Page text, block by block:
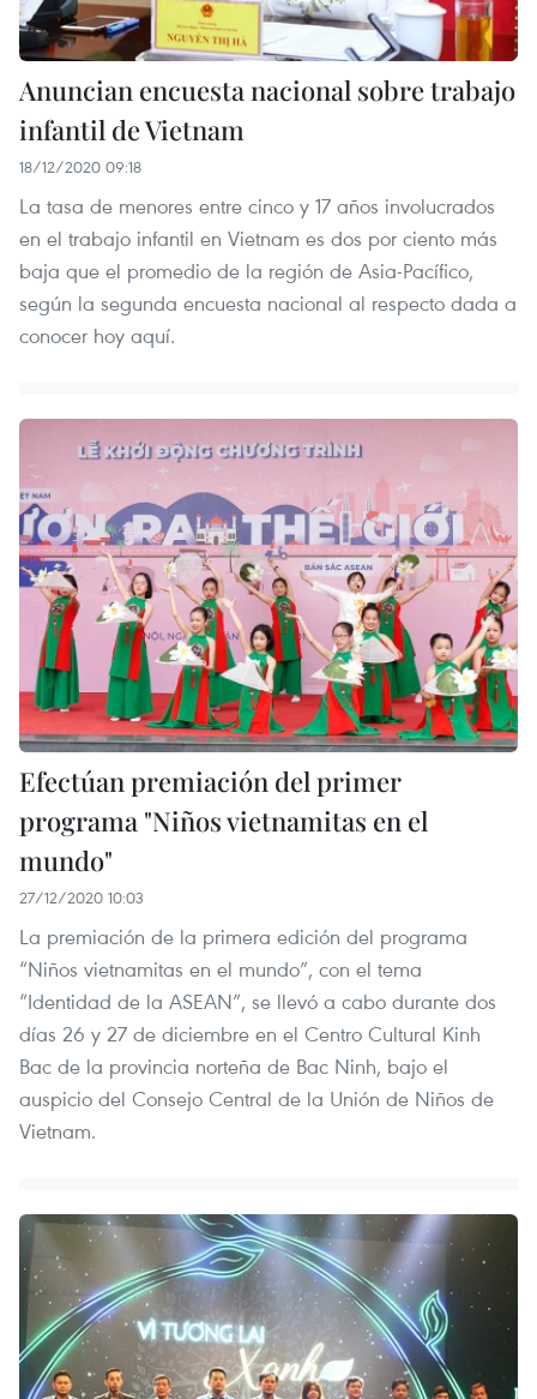
Anuncian encuesta nacional sobre trabajo
infantil de Vietnam
18/12/2020 09:18
La tasa de menores entre cinco y 17 años involucrados
en el trabajo infantil en Vietnam es dos por ciento más
baja que el promedio de la región de Asia-Pacífico,
según la segunda encuesta nacional al respecto dada a
conocer hoy aquí.
Efectúan premiación del primer
programa "Niños vietnamitas en el
mundo"
27/12/2020 10:03
La premiación de la primera edición del programa
“Niños vietnamitas en el mundo”, con el tema
“Identidad de la ASEAN”, se llevó a cabo durante dos
días 26 y 27 de diciembre en el Centro Cultural Kinh
Bac de la provincia norteña de Bac Ninh, bajo el
auspicio del Consejo Central de la Unión de Niños de
Vietnam.